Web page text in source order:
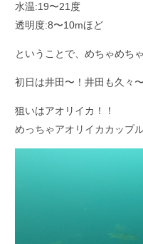
水温:19〜21度
透明度:8〜10mほど
ということで、めちゃめち
初日は井田〜！井田も久々
狙いはアオリイカ！！
めっちゃアオリイカカップ